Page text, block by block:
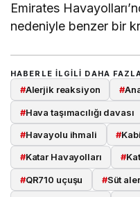
Emirates
nedeniyle benzer bir
HABERLE ILGILI DAHA
#Alerjik reaksiyon #
#Hava taşımacılığı davası
#Havayolu ihmali #
#Katar Havayolları #
#QR710 uçuşu #Süt